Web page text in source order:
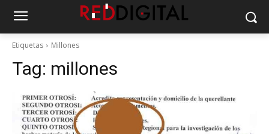
Etiquetas Millones
Tag: millones